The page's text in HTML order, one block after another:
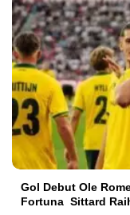
Gol Debut Ole
Fortuna Sittard